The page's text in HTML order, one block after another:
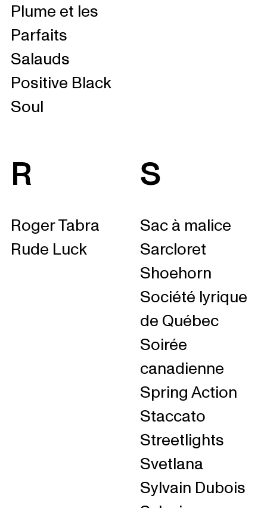
Plume et les
Parfaits
Salauds
Positive Black
Soul
R
Roger Tabra
Rude Luck
S
Sac à malice
Sarcloret
Shoehorn
Société lyrique
de Québec
Soirée
canadienne
Spring Action
Staccato
Streetlights
Svetlana
Sylvain Dubois